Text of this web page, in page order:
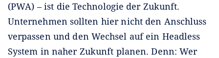
(PWA) – ist die Technologie der Zukunft.
Unternehmen sollten hier nicht den Anschluss
verpassen und den Wechsel auf ein Headless
System in naher Zukunft planen. Denn: Wer